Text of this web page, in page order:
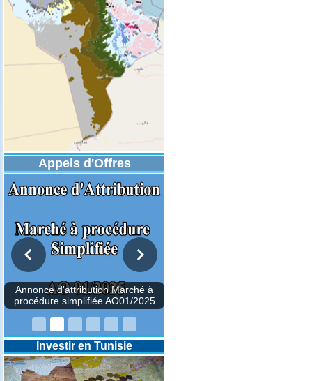
Appels d'Offres
Annonce d'attribution Marché à
procédure simplifiée AO01/2025
Investir en Tunisie